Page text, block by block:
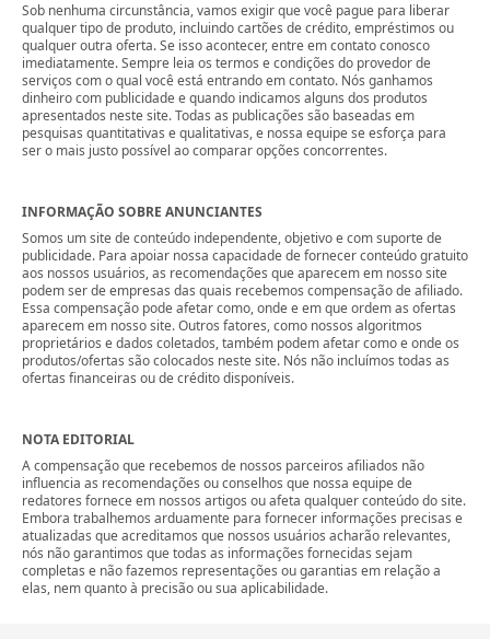
Sob nenhuma circunstância, vamos exigir que você pague para liberar
qualquer tipo de produto, incluindo cartões de crédito, empréstimos ou
qualquer outra oferta. Se isso acontecer, entre em contato conosco
imediatamente. Sempre leia os termos e condições do provedor de
serviços com o qual você está entrando em contato. Nós ganhamos
dinheiro com publicidade e quando indicamos alguns dos produtos
apresentados neste site. Todas as publicações são baseadas em
pesquisas quantitativas e qualitativas, e nossa equipe se esforça para
ser o mais justo possível ao comparar opções concorrentes.
INFORMAÇÃO SOBRE ANUNCIANTES
Somos um site de conteúdo independente, objetivo e com suporte de
publicidade. Para apoiar nossa capacidade de fornecer conteúdo gratuito
aos nossos usuários, as recomendações que aparecem em nosso site
podem ser de empresas das quais recebemos compensação de afiliado.
Essa compensação pode afetar como, onde e em que ordem as ofertas
aparecem em nosso site. Outros fatores, como nossos algoritmos
proprietários e dados coletados, também podem afetar como e onde os
produtos/ofertas são colocados neste site. Nós não incluímos todas as
ofertas financeiras ou de crédito disponíveis.
NOTA EDITORIAL
A compensação que recebemos de nossos parceiros afiliados não
influencia as recomendações ou conselhos que nossa equipe de
redatores fornece em nossos artigos ou afeta qualquer conteúdo do site.
Embora trabalhemos arduamente para fornecer informações precisas e
atualizadas que acreditamos que nossos usuários acharão relevantes,
nós não garantimos que todas as informações fornecidas sejam
completas e não fazemos representações ou garantias em relação a
elas, nem quanto à precisão ou sua aplicabilidade.